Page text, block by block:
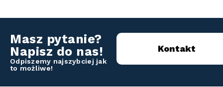
Masz pytanie?
Napisz do nas!
Odpiszemy najszybciej jak
to możliwe!
Kontakt